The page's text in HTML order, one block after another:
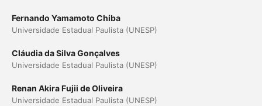
Fernando Yamamoto Chiba
Universidade Estadual Paulista (UNESP)
Cláudia da Silva Gonçalves
Universidade Estadual Paulista (UNESP)
Renan Akira Fujii de Oliveira
Universidade Estadual Paulista (UNESP)